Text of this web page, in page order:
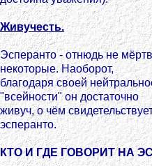
Живучесть.
Эсперанто - отнюдь не
некоторые. Наоборот,
благодаря своей
"всейности" он достаточно
живуч, о чём
эсперанто.
КТО И ГДЕ ГОВОРИТ НА